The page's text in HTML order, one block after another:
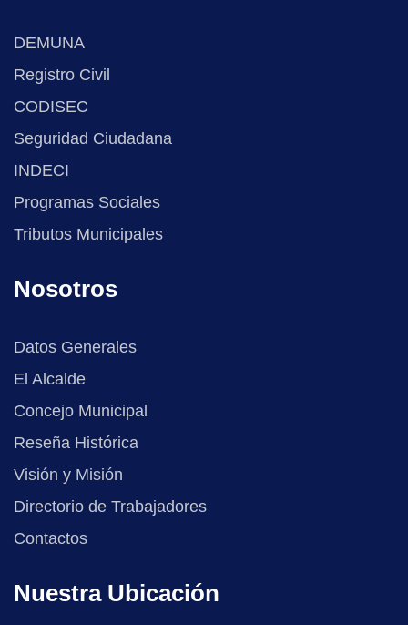
DEMUNA
Registro Civil
CODISEC
Seguridad Ciudadana
INDECI
Programas Sociales
Tributos Municipales
Nosotros
Datos Generales
El Alcalde
Concejo Municipal
Reseña Histórica
Visión y Misión
Directorio de Trabajadores
Contactos
Nuestra Ubicación